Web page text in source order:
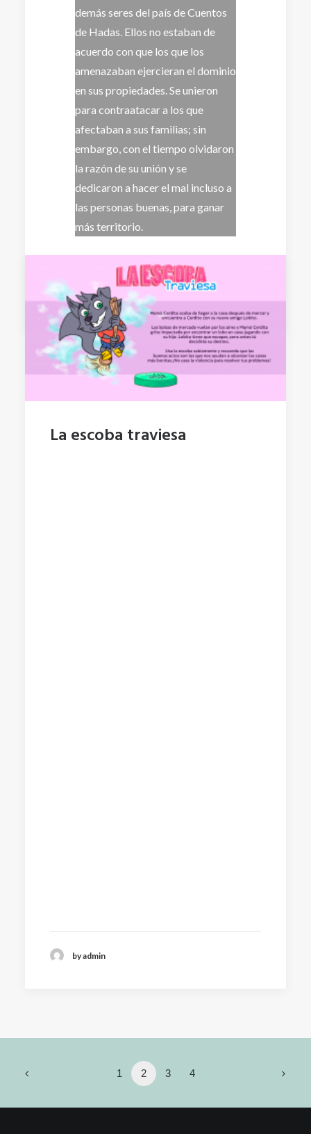
demás seres del país de Cuentos
de Hadas. Ellos no estaban de
acuerdo con que los que los
amenazaban ejercieran el dominio
en sus propiedades. Se unieron
para contraatacar a los que
afectaban a sus familias; sin
embargo, con el tiempo olvidaron
la razón de su unión y se
dedicaron a hacer el mal incluso a
las personas buenas, para ganar
más territorio.
by admin
La escoba traviesa
by admin
1 2 3 4